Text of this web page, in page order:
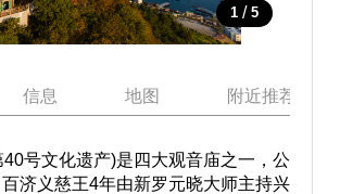
1 / 5
信息 地图 附近推荐景点
号文化遗产)是四大观音庙之一，公
济义慈王4年由新罗元晓大师主持兴